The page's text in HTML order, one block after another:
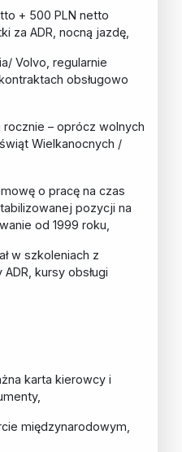
+ 500 PLN netto
za ADR, nocną jazdę,
Volvo, regularnie
obsługowo
– oprócz wolnych
Wielkanocnych /
o pracę na czas
pozycji na
od 1999 roku,
w szkoleniach z
kursy obsługi
karta kierowcy i
międzynarodowym,